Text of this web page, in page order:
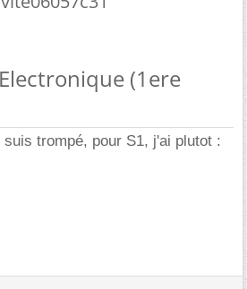
(1ere
trompé, pour S1, j'ai plutot :